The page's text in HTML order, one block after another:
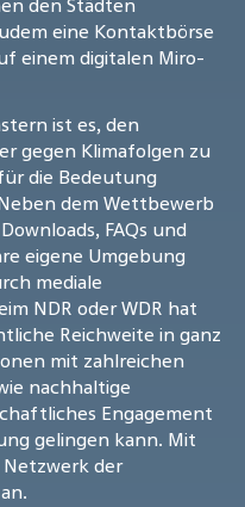
den Städten
eine Kontaktbörse
einem digitalen Miro-
ist es, den
gegen Klimafolgen zu
die Bedeutung
dem Wettbewerb
FAQs und
eigene Umgebung
mediale
NDR oder WDR hat
Reichweite in ganz
mit zahlreichen
nachhaltige
Engagement
gelingen kann. Mit
Netzwerk der